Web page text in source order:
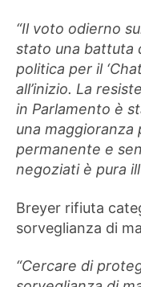
“Il voto odierno
stato una battuta
politica per il
all’inizio. La
in Parlamento è
una maggioranza
permanente e
negoziati è pura
Breyer rifiuta
sorveglianza di
“Cercare di